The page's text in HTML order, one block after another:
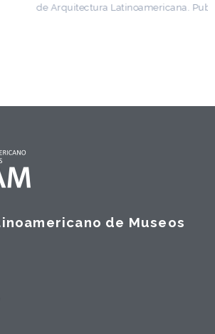
Publicó más de
de Museos